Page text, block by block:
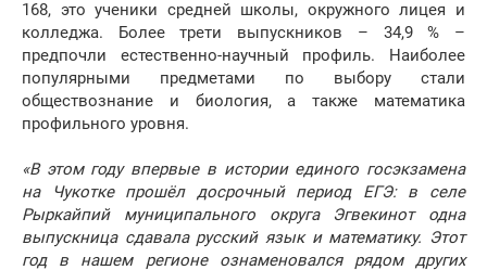
168, это ученики средней школы, окружного лицея и
колледжа. Более трети выпускников – 34,9 % –
предпочли естественно-научный профиль. Наиболее
популярными предметами по выбору стали
обществознание и биология, а также математика
профильного уровня.
«В этом году впервые в истории единого госэкзамена
на Чукотке прошёл досрочный период ЕГЭ: в селе
Рыркайпий муниципального округа Эгвекинот одна
выпускница сдавала русский язык и математику. Этот
год в нашем регионе ознаменовался рядом других